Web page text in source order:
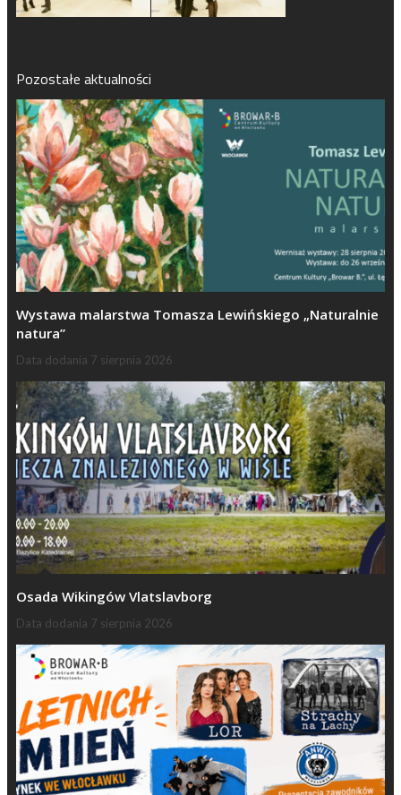
Pozostałe aktualności
Wystawa malarstwa Tomasza Lewińskiego „Naturalnie
natura”
Data dodania 7 sierpnia 2026
Osada Wikingów Vlatslavborg
Data dodania 7 sierpnia 2026